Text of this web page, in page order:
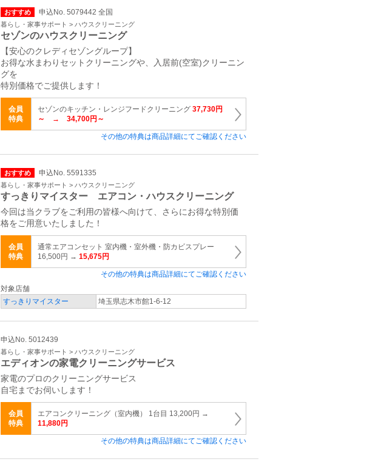
おすすめ 申込No. 5079442 全国
暮らし・家事サポート > ハウスクリーニング
セゾンのハウスクリーニング
【安心のクレディセゾングループ】
お得な水まわりセットクリーニングや、入居前(空室)クリーニン
グを
特別価格でご提供します！
会員
特典
セゾンのキッチン・レンジフードクリーニング 37,730円
～ → 34,700円～
その他の特典は商品詳細にてご確認ください
おすすめ 申込No. 5591335
暮らし・家事サポート > ハウスクリーニング
すっきりマイスター エアコン・ハウスクリーニング
今回は当クラブをご利用の皆様へ向けて、さらにお得な特別価
格をご用意いたしました！
会員
特典
通常エアコンセット 室内機・室外機・防カビスプレー
16,500円 → 15,675円
その他の特典は商品詳細にてご確認ください
対象店舗
すっきりマイスター
埼玉県志木市館1-6-12
申込No. 5012439
暮らし・家事サポート > ハウスクリーニング
エディオンの家電クリーニングサービス
家電のプロのクリーニングサービス
自宅までお伺いします！
会員
特典
エアコンクリーニング（室内機） 1台目 13,200円 →
11,880円
その他の特典は商品詳細にてご確認ください